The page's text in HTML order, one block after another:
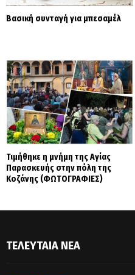
Βασική συνταγή για μπεσαμέλ
Τιμήθηκε η μνήμη της Αγίας
Παρασκευής στην πόλη της
Κοζάνης (ΦΩΤΟΓΡΑΦΙΕΣ)
ΤΕΛΕΥΤΑΊΑ ΝΈΑ